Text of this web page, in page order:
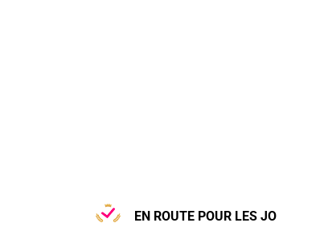
EN ROUTE POUR LES JO